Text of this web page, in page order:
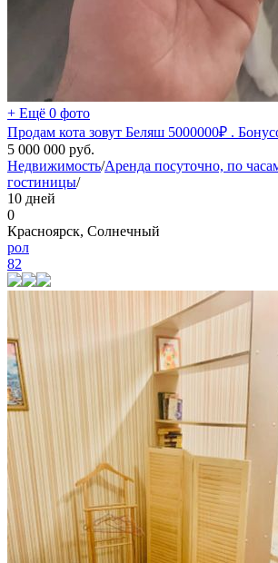
+ Ещё 0 фото
Продам кота зовут Беляш 5000000₽ .
5 000 000 руб.
Недвижимость/Аренда посуточно, по
гостиницы/
10 дней
0
Красноярск, Солнечный
рол
82